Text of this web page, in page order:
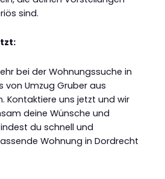
sind.
bei der Wohnungssuche in
von Umzug Gruber aus
Kontaktiere uns jetzt und wir
deine Wünsche und
du schnell und
Wohnung in Dordrecht